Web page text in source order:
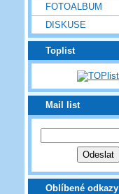
FOTOALBUM
DISKUSE
Toplist
Mail list
Oblíbené odkazy